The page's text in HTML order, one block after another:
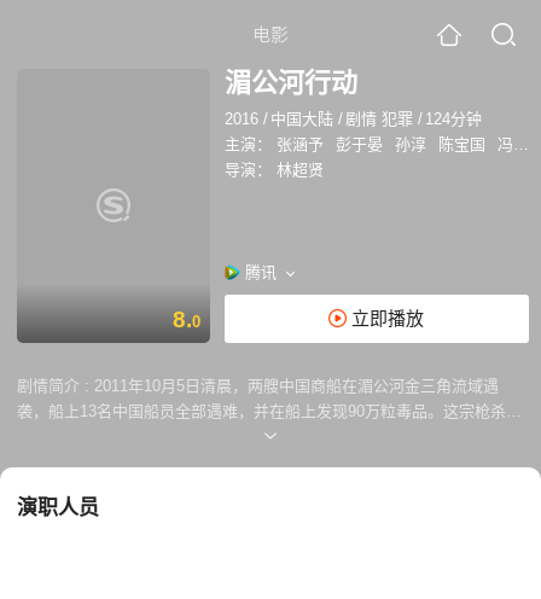
电影
8.0
湄公河行动
2016 / 中国大陆 /剧情 犯罪 / 124分钟
主演：
张涵予 彭于晏 孙淳 陈宝国
冯文娟
导演：
林超贤
腾讯
立即播放
剧情简介 : 2011年10月5日清晨，两艘中国商船在湄公河金三角流域遇
袭，船上13名中国船员全部遇难，并在船上发现90万粒毒品。这宗枪杀十
三名中国船员的血腥冤案，掀起了悲剧的序幕。面对矛头指向中国运毒、
明真相，竭力揪出案件的幕后黑手。然而缉拿真凶的过程并非他们想得那
演职人员